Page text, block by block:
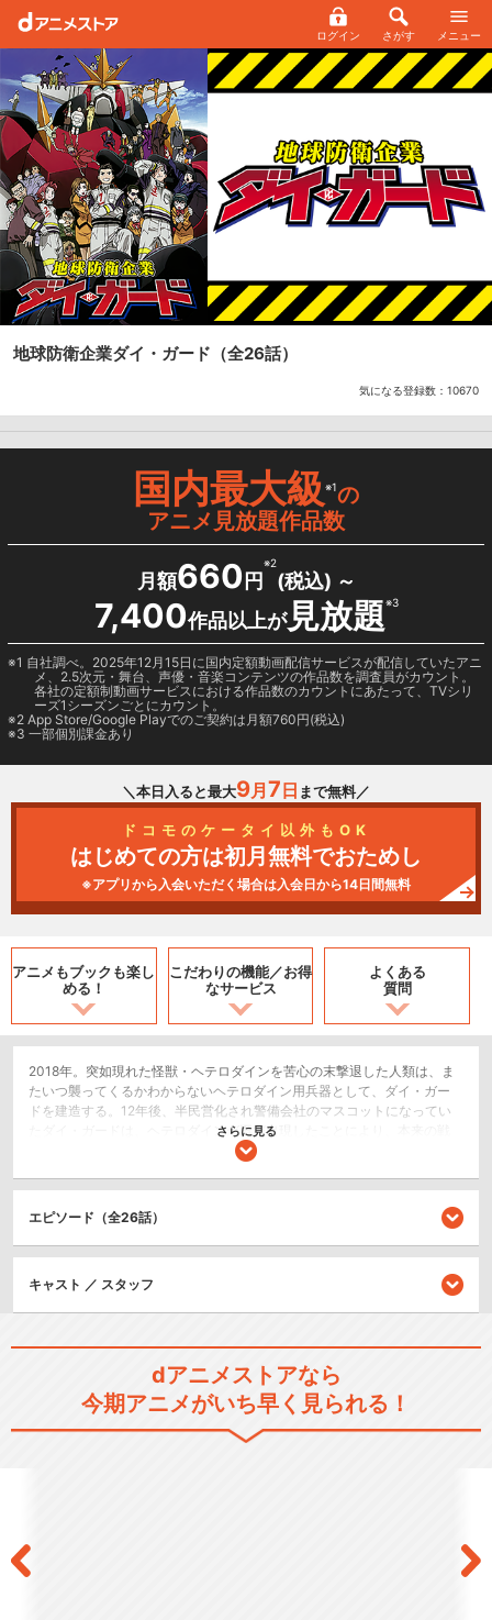
ログイン さがす メニュー
地球防衛企業ダイ・ガード （全26話）
気になる登録数： 10670
国内最大級※1の
アニメ見放題作品数
月額660 円
※2
(税込) ～
7,400作品以上が見放題※3
1 自社調べ。2025年12月15日に国内定額動画配信サービスが配信していたアニ
メ、2.5次元・舞台、声優・音楽コンテンツの作品数を調査員がカウント。
各社の定額制動画サービスにおける作品数のカウントにあたって、TVシリ
ーズ1シーズンごとにカウント。
2 App Store/Google Playでのご契約は月額760円(税込)
3 一部個別課金あり
＼本日入ると最大9月 7 日 まで無料／
ドコモのケータイ以外もOK
はじめての方は初月無料でおためし
※アプリから入会いただく場合は入会日から14日間無料
アニメもブックも楽し
める！
こだわりの機能／お得
なサービス
よくある
質問
2018年。突如現れた怪獣・ヘテロダインを苦心の末撃退した人類は、ま
たいつ襲ってくるかわからないヘテロダイン用兵器として、ダイ・ガー
ドを建造する。12年後、半民営化され警備会社のマスコットになってい
たダイ・ガードは、ヘテロダインが再び出現したことにより、本来の戦
闘マシンとしての機能を取り戻し…。
SF/ファンタジー
ロボット/メカ
さらに見る
閉じる
エピソード（全26話）
キャスト ／ スタッフ
dアニメストアなら
今期アニメがいち早く見られる！